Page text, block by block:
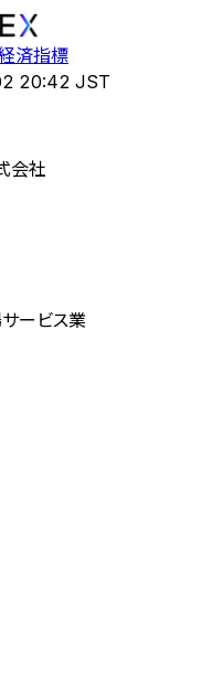
済指標
20:42 JST
会社
サービス業